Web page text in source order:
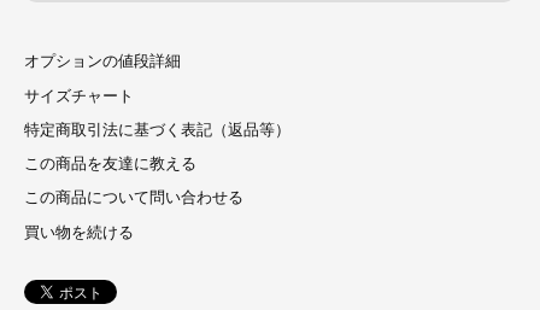
オプションの値段詳細
サイズチャート
特定商取引法に基づく表記（返品等）
この商品を友達に教える
この商品について問い合わせる
買い物を続ける